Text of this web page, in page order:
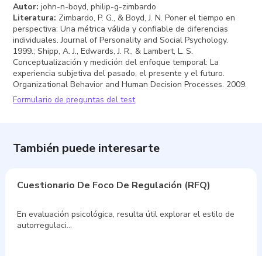
Autor: john-n-boyd, philip-g-zimbardo
Literatura: Zimbardo, P. G., & Boyd, J. N. Poner el tiempo en
perspectiva: Una métrica válida y confiable de diferencias
individuales. Journal of Personality and Social Psychology.
1999.; Shipp, A. J., Edwards, J. R., & Lambert, L. S.
Conceptualización y medición del enfoque temporal: La
experiencia subjetiva del pasado, el presente y el futuro.
Organizational Behavior and Human Decision Processes. 2009.
Formulario de preguntas del test
También puede interesarte
Cuestionario De Foco De Regulación (RFQ)
En evaluación psicológica, resulta útil explorar el estilo de
autorregulaci…